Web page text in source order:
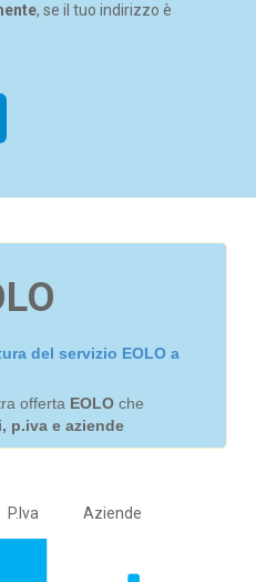
, se il tuo indirizzo è
del servizio EOLO a
offerta EOLO che
p.iva e aziende
P.Iva Aziende